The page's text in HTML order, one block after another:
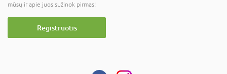
mūsų ir apie juos sužinok pirmas!
Registruotis